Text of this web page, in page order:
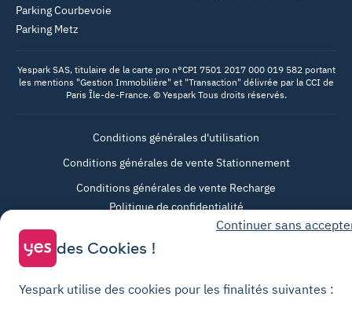
Parking Courbevoie
Parking Metz
Yespark SAS, titulaire de la carte pro n°CPI 7501 2017 000 019 582 portant
les mentions "Gestion Immobilière" et "Transaction" délivrée par la CCI de
Paris Île-de-France. © Yespark Tous droits réservés.
Conditions générales d'utilisation
Conditions générales de vente Stationnement
Conditions générales de vente Recharge
Politique de confidentialité
Politique relative aux cookies
Paramètres des cookies
Mentions légales
Continuer sans
des Cookies !
Yespark utilise des cookies pour les finalités suivantes :